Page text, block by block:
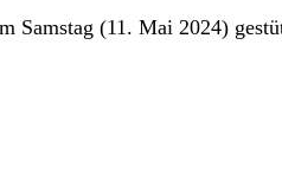
Samstag (11. Mai 2024)